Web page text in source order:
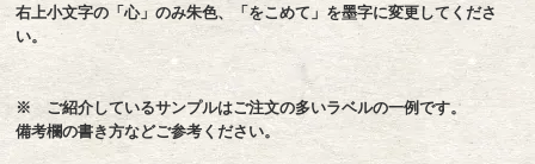
右上小文字の「心」のみ朱色、「をこめて」を墨字に変更してくださ
い。
※ ご紹介しているサンプルはご注文の多いラベルの一例です。
備考欄の書き方などご参考ください。